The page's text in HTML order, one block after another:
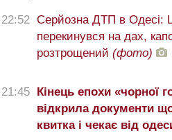
22:52 Серйозна ДТП в Одесі:
перекинувся на дах,
розтрощений (фото)
21:45 Кінець епохи «чорної
відкрила документи
квитка і чекає від